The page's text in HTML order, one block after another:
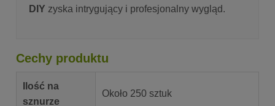
DIY zyska intrygujący i profesjonalny wygląd.
Cechy produktu
Ilość na
sznurze
Około 250 sztuk